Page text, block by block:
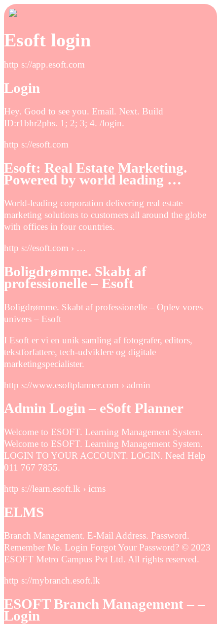
Esoft login
http s://app.esoft.com
Login
Hey. Good to see you. Email. Next. Build
ID:r1bhr2pbs. 1; 2; 3; 4. /login.
http s://esoft.com
Esoft: Real Estate Marketing.
Powered by world leading …
World-leading corporation delivering real estate
marketing solutions to customers all around the globe
with offices in four countries.
http s://esoft.com › …
Boligdrømme. Skabt af
professionelle – Esoft
Boligdrømme. Skabt af professionelle – Oplev vores
univers – Esoft
I Esoft er vi en unik samling af fotografer, editors,
tekstforfattere, tech-udviklere og digitale
marketingspecialister.
http s://www.esoftplanner.com › admin
Admin Login – eSoft Planner
Welcome to ESOFT. Learning Management System.
Welcome to ESOFT. Learning Management System.
LOGIN TO YOUR ACCOUNT. LOGIN. Need Help
011 767 7855.
http s://learn.esoft.lk › icms
ELMS
Branch Management. E-Mail Address. Password.
Remember Me. Login Forgot Your Password? © 2023
ESOFT Metro Campus Pvt Ltd. All rights reserved.
http s://mybranch.esoft.lk
ESOFT Branch Management – –
Login